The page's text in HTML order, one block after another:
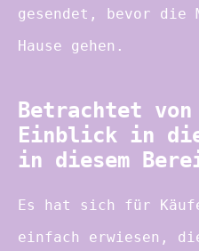
gesendet, bevor die
Hause gehen.
Betrachtet
Einblick in
in diesem
Es hat sich für
einfach erwiesen,